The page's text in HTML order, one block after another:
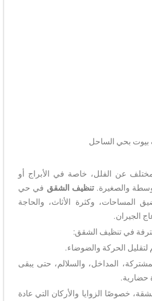
بيوت بحي الساحل
عن الفلل، خاصة في الأبراج أو
والصغيرة.تنظيف الشقق في حي
وكثرة الأثاث، والحاجة
الجيران.
في تنظيف الشقق:
الحركة والضوضاء.
المداخل، والسلالم، حتى يبقى
حضارية.
خصوصًا الزوايا والأركان التي عادة